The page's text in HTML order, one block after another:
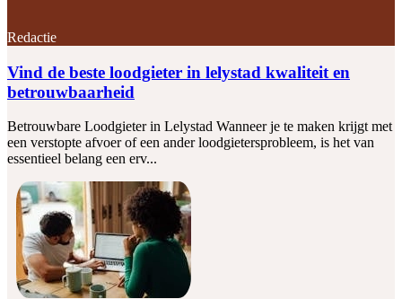
Redactie
Vind de beste loodgieter in lelystad kwaliteit en
betrouwbaarheid
Betrouwbare Loodgieter in Lelystad Wanneer je te maken krijgt met
een verstopte afvoer of een ander loodgietersprobleem, is het van
essentieel belang een erv...